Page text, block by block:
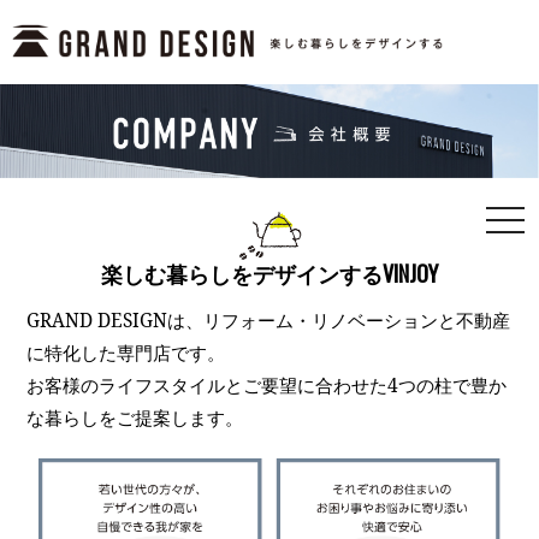
楽しむ暮らしをデザインするVINJOY
GRAND DESIGNは、リフォーム・リノベーションと不動産
に特化した専門店です。
お客様のライフスタイルとご要望に合わせた4つの柱で豊か
な暮らしをご提案します。